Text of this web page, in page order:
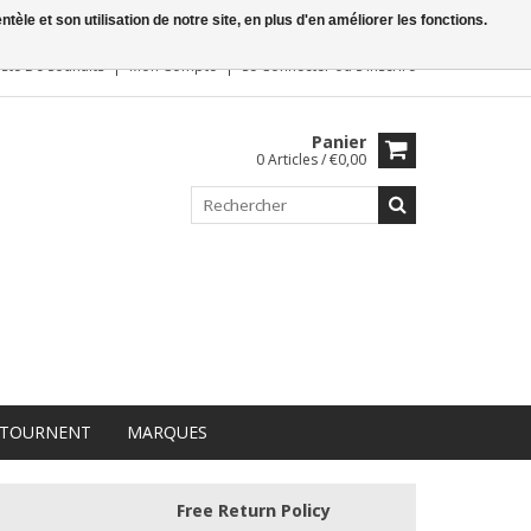
De Souhaits Mon Compte Se ConnecterouS'inscrire
Panier
0 Articles / €0,00
MARQUES
Free Return Policy
et son utilisation de notre site, en plus d'en améliorer les fonctions.